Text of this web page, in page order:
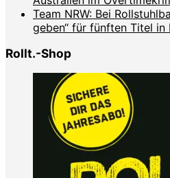
Team NRW: Bei
geben“ für fünften Titel in
Rollt.-Shop